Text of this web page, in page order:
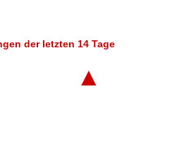
der letzten 14 Tage
▲